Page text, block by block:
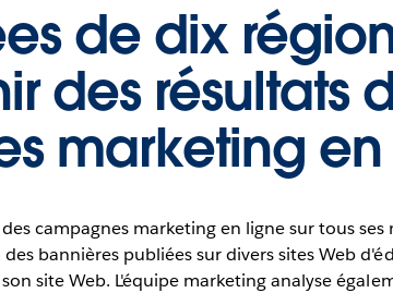
de dix
des résultats
marketing en
campagnes marketing en ligne sur tous
bannières publiées sur divers sites Web
site Web. L'équipe marketing analyse